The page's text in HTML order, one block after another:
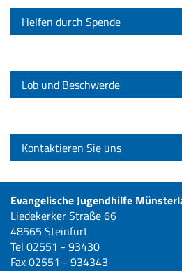
Helfen durch Spende
Lob und Beschwerde
Kontaktieren Sie uns
Evangelische Jugendhilfe
Liedekerker Straße 66
48565 Steinfurt
Tel 02551 - 93430
Fax 02551 - 934343